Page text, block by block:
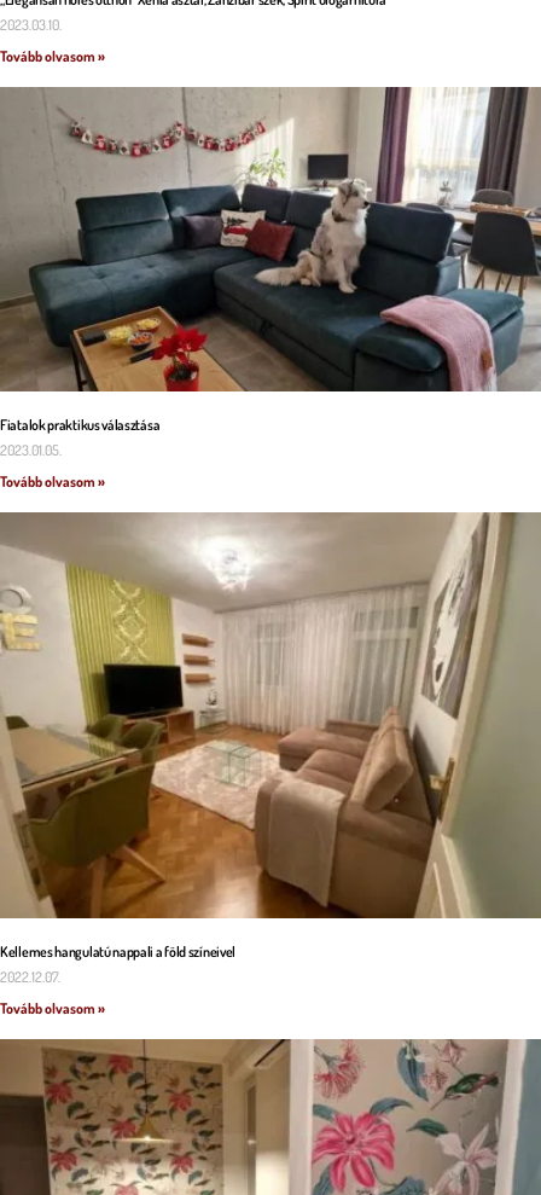
2023.03.10.
Tovább olvasom »
Fiatalok praktikus választása
2023.01.05.
Tovább olvasom »
Kellemes hangulatú nappali a föld színeivel
2022.12.07.
Tovább olvasom »